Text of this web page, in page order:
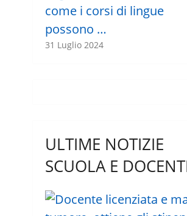
come i corsi di lingue
possono …
31 Luglio 2024
ULTIME NOTIZIE
SCUOLA E